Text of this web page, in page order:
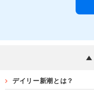
デイリー新潮とは？